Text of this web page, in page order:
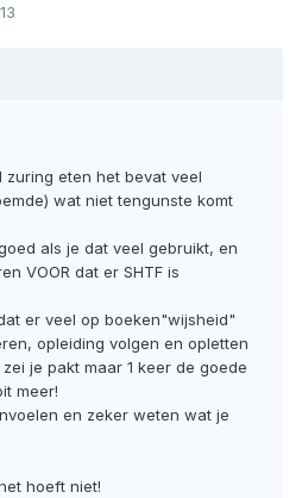
zuring eten het bevat veel
wat niet tengunste komt
als je dat veel gebruikt, en
VOOR dat er SHTF is
er veel op boeken"wijsheid"
opleiding volgen en opletten
je pakt maar 1 keer de goede
meer!
en zeker weten wat je
hoeft niet!